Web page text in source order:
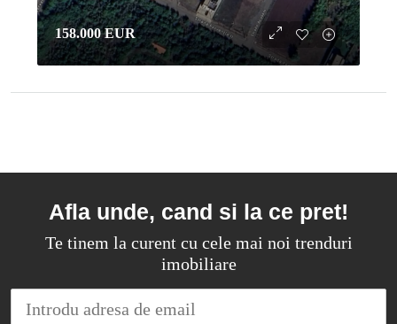
158.000 EUR
Afla unde, cand si la ce pret!
Te tinem la curent cu cele mai noi trenduri
imobiliare